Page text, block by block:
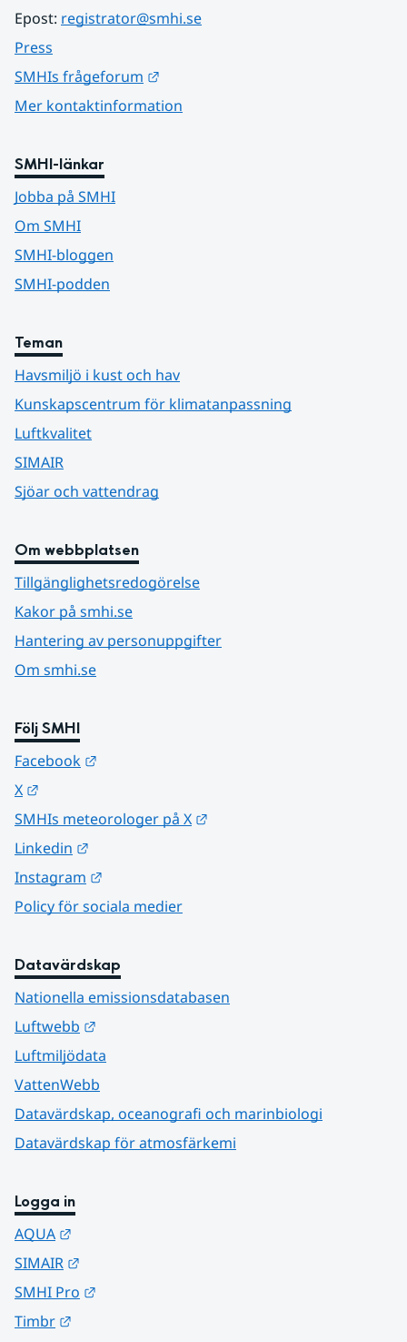
Epost: registrator@smhi.se
Press
SMHIs frågeforum
Mer kontaktinformation
SMHI-länkar
Jobba på SMHI
Om SMHI
SMHI-bloggen
SMHI-podden
Teman
Havsmiljö i kust och hav
Kunskapscentrum för klimatanpassning
Luftkvalitet
SIMAIR
Sjöar och vattendrag
Om webbplatsen
Tillgänglighetsredogörelse
Kakor på smhi.se
Hantering av personuppgifter
Om smhi.se
Följ SMHI
Facebook
X
SMHIs meteorologer på X
Linkedin
Instagram
Policy för sociala medier
Datavärdskap
Nationella emissionsdatabasen
Luftwebb
Luftmiljödata
VattenWebb
Datavärdskap, oceanografi och marinbiologi
Datavärdskap för atmosfärkemi
Logga in
AQUA
SIMAIR
SMHI Pro
Timbr